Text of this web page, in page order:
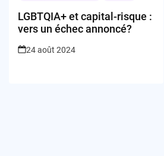
LGBTQIA+ et capital-risque :
vers un échec annoncé?
24 août 2024